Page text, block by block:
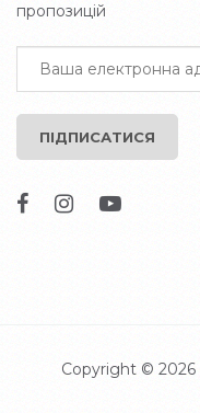
пропозицій
ПІДПИСАТИСЯ
Copyright © 2026